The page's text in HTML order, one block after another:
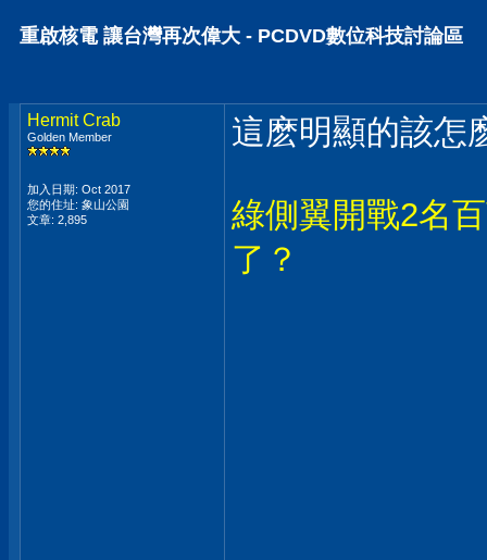
重啟核電 讓台灣再次偉大 - PCDVD數位科技討論區
Hermit Crab
Golden Member
加入日期: Oct 2017
您的住址: 象山公園
文章: 2,895
這麽明顯的該怎
綠側翼開戰2名
了？